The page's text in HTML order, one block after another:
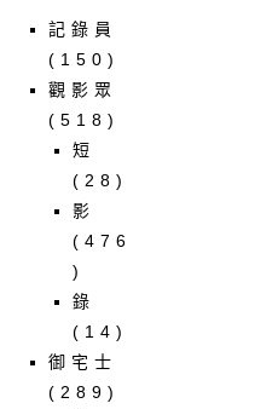
記錄員
(150)
觀影眾
(518)
短
(28)
影
(476
)
錄
(14)
御宅士
(289)